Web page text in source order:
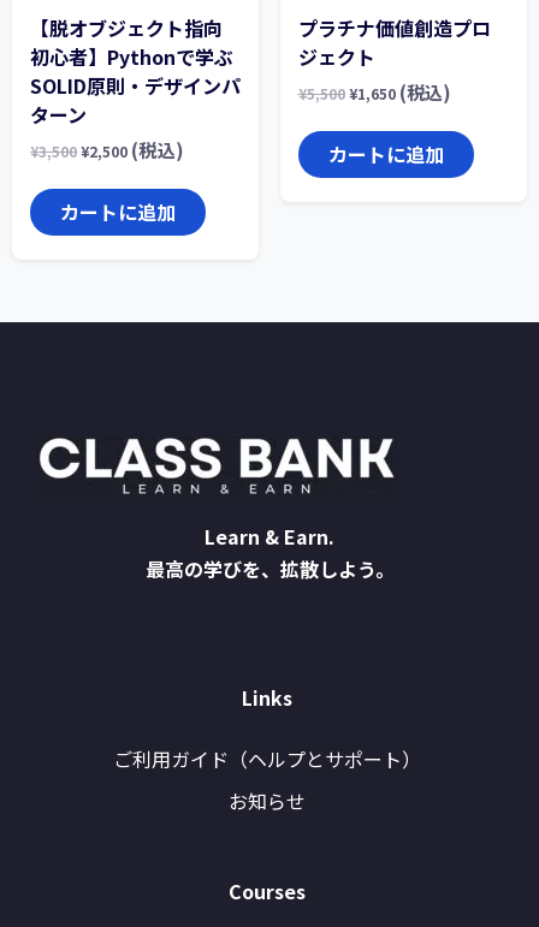
【脱オブジェクト指向
初心者】Pythonで学ぶ
SOLID原則・デザインパ
ターン
¥3,500¥2,500 (税込)
カートに追加
プラチナ価値創造プロ
ジェクト
¥5,500 ¥1,650 (税込)
カートに追加
Learn & Earn.
最高の学びを、拡散しよう。
Links
ご利用ガイド（ヘルプとサポート）
お知らせ
Courses